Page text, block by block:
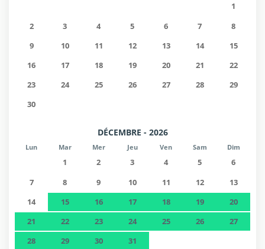
1
2
3 4 5 6 7
8
9
10 11 12 13 14
15
16
17 18 19 20 21
22
23
24 25 26 27 28
29
30
DÉCEMBRE - 2026
Lun Mar Mer Jeu Ven Sam Dim
1 2 3 4 5
6
7
8 9 10 11 12
13
14
15 16 17 18 19
20
21
22 23 24 25 26
27
28
29 30 31